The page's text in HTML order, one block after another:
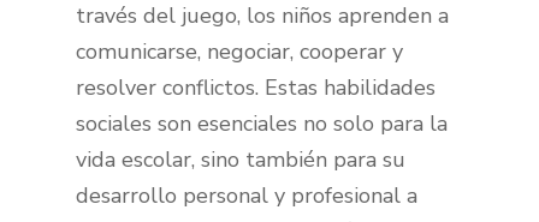
través del juego, los niños aprenden a
comunicarse, negociar, cooperar y
resolver conflictos. Estas habilidades
sociales son esenciales no solo para la
vida escolar, sino también para su
desarrollo personal y profesional a